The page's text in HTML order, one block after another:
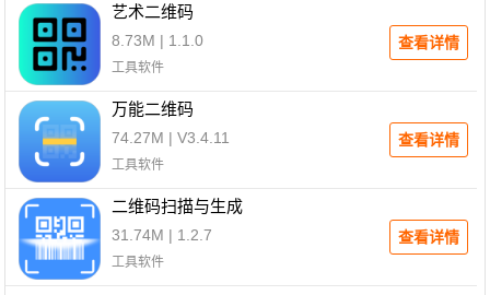
艺术二维码
8.73M | 1.1.0
工具软件
查看详情
万能二维码
74.27M | V3.4.11
工具软件
查看详情
二维码扫描与生成
31.74M | 1.2.7
工具软件
查看详情